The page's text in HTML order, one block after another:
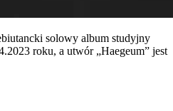
solowy album studyjny
roku, a utwór „Haegeum” jest